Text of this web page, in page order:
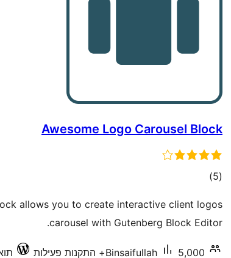
Awesome Logo Carousel Block
(5 דרוגים)
allows you to create interactive client logos
carousel with Gutenberg Block Editor.
Binsaifullah 5,000+ התקנות פעילות